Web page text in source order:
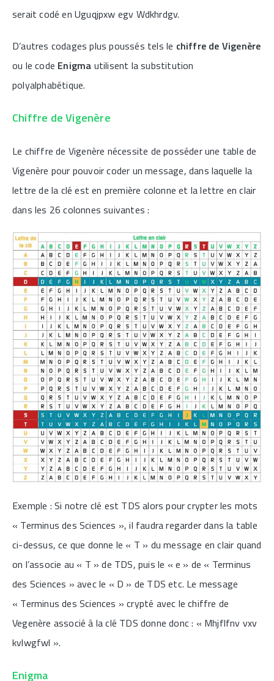
serait codé en Uguqjpxw egv Wdkhrdgv.
D’autres codages plus poussés tels le chiffre de Vigenère
ou le code Enigma utilisent la substitution
polyalphabétique.
Chiffre de Vigenère
Le chiffre de Vigenère nécessite de posséder une table de
Vigenère pour pouvoir coder un message, dans laquelle la
lettre de la clé est en première colonne et la lettre en clair
dans les 26 colonnes suivantes :
Exemple : Si notre clé est TDS alors pour crypter les mots
« Terminus des Sciences », il faudra regarder dans la table
ci-dessus, ce que donne le « T » du message en clair quand
on l’associe au « T » de TDS, puis le « e » de « Terminus
des Sciences » avec le « D » de TDS etc. Le message
« Terminus des Sciences » crypté avec le chiffre de
Vegenère associé à la clé TDS donne donc : « Mhjflfnv vxv
kvlwgfwl ».
Enigma